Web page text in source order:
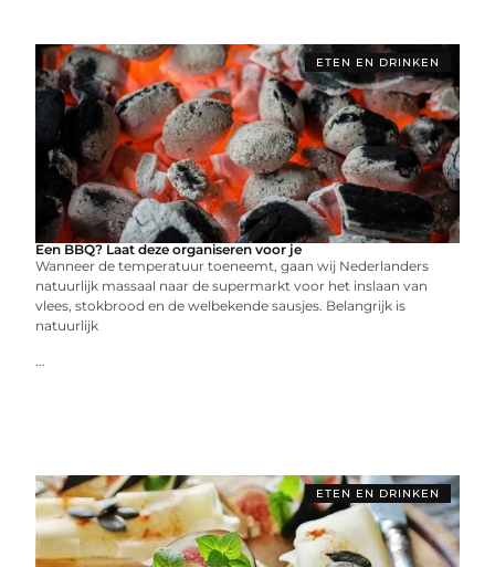
ETEN EN DRINKEN
Een BBQ? Laat deze organiseren voor je
Wanneer de temperatuur toeneemt, gaan wij Nederlanders
natuurlijk massaal naar de supermarkt voor het inslaan van
vlees, stokbrood en de welbekende sausjes. Belangrijk is
natuurlijk
...
ETEN EN DRINKEN